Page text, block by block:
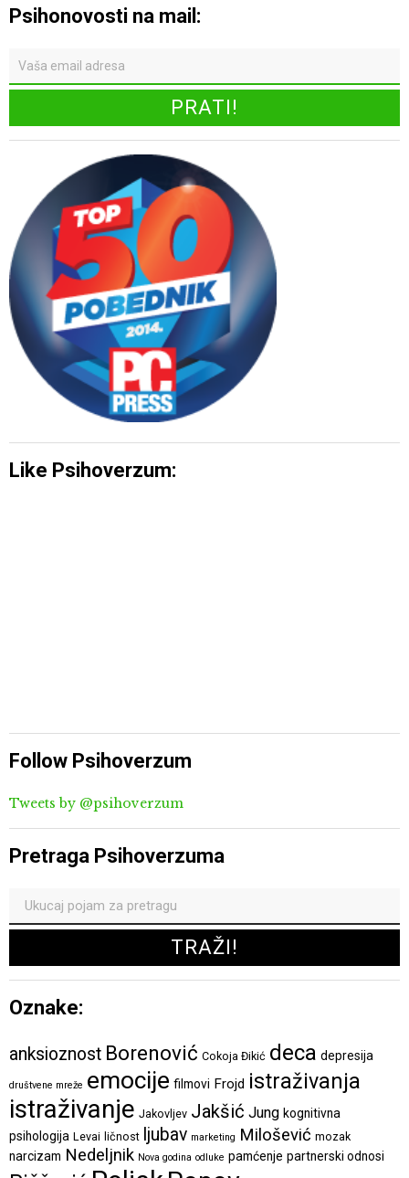
Psihonovosti na mail:
Like Psihoverzum:
Follow Psihoverzum
Tweets by @psihoverzum
Pretraga Psihoverzuma
Oznake:
anksioznost Borenović Cokoja Đikić deca depresija
društvene mreže emocije filmovi Frojd istraživanja
istraživanje Jakovljev Jakšić Jung kognitivna
psihologija Levai ličnost ljubav marketing Milošević mozak
narcizam Nedeljnik Nova godina odluke pamćenje partnerski odnosi